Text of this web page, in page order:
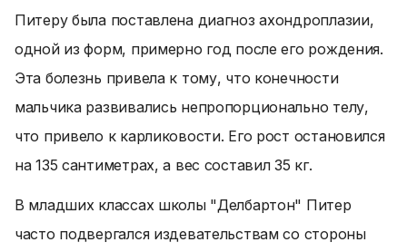
Питеру была поставлена диагноз ахондроплазии,
одной из форм, примерно год после его рождения.
Эта болезнь привела к тому, что конечности
мальчика развивались непропорционально телу,
что привело к карликовости. Его рост остановился
на 135 сантиметрах, а вес составил 35 кг.
В младших классах школы "Делбартон" Питер
часто подвергался издевательствам со стороны